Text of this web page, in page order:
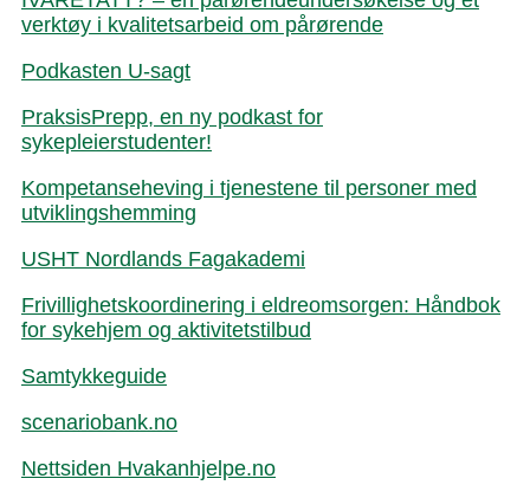
verktøy i kvalitetsarbeid om pårørende
Podkasten U-sagt
PraksisPrepp, en ny podkast for
sykepleierstudenter!
Kompetanseheving i tjenestene til personer med
utviklingshemming
USHT Nordlands Fagakademi
Frivillighetskoordinering i eldreomsorgen: Håndbok
for sykehjem og aktivitetstilbud
Samtykkeguide
scenariobank.no
Nettsiden Hvakanhjelpe.no